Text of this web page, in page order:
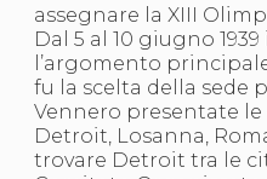
Corsi
Corsi
Edutraining
Corso
Corso
assegnare la XIII
Dal 5 al 10 giugno
l’argomento
fu la scelta della sede
Vennero presentate
Detroit, Losanna,
trovare Detroit tra le